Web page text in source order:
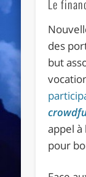
Le
des
but
appel à
pour